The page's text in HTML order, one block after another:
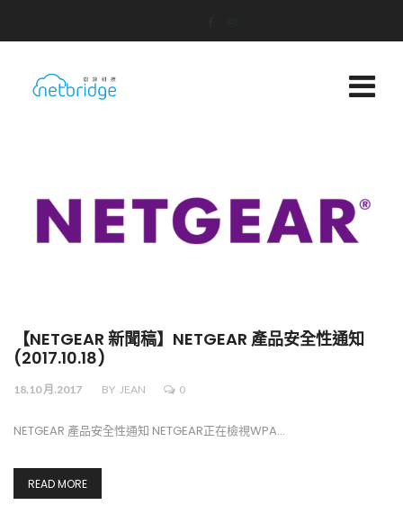
【NETGEAR 新聞稿】NETGEAR 產品安全性通知
(2017.10.18)
18.10 月.2017 BY JEAN 0
NETGEAR 產品安全性通知 NETGEAR正在檢視WPA…
READ MORE